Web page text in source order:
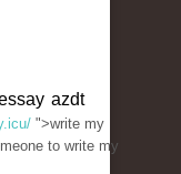
azdt
">write my
to write my